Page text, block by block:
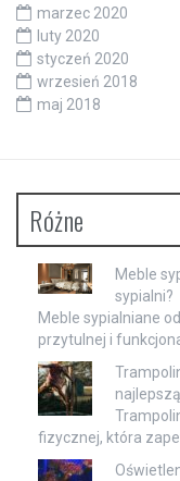
marzec 2020
luty 2020
styczeń 2020
wrzesień 2018
maj 2018
Różne
Meble
sypialni?
Meble sypialniane
przytulnej i
fizycznej, która